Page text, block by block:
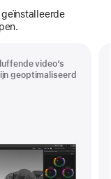
video’s
geoptimaliseerd